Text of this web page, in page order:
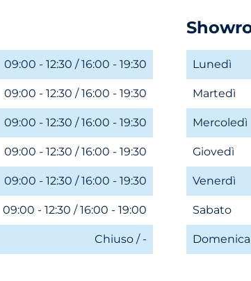
09:00 - 12:30 / 16:00 - 19:30
09:00 - 12:30 / 16:00 - 19:30
09:00 - 12:30 / 16:00 - 19:30
09:00 - 12:30 / 16:00 - 19:30
09:00 - 12:30 / 16:00 - 19:30
09:00 - 12:30 / 16:00 - 19:00
Chiuso / -
Lunedì
Martedì
Mercoledì
Giovedì
Venerdì
Sabato
Domenica